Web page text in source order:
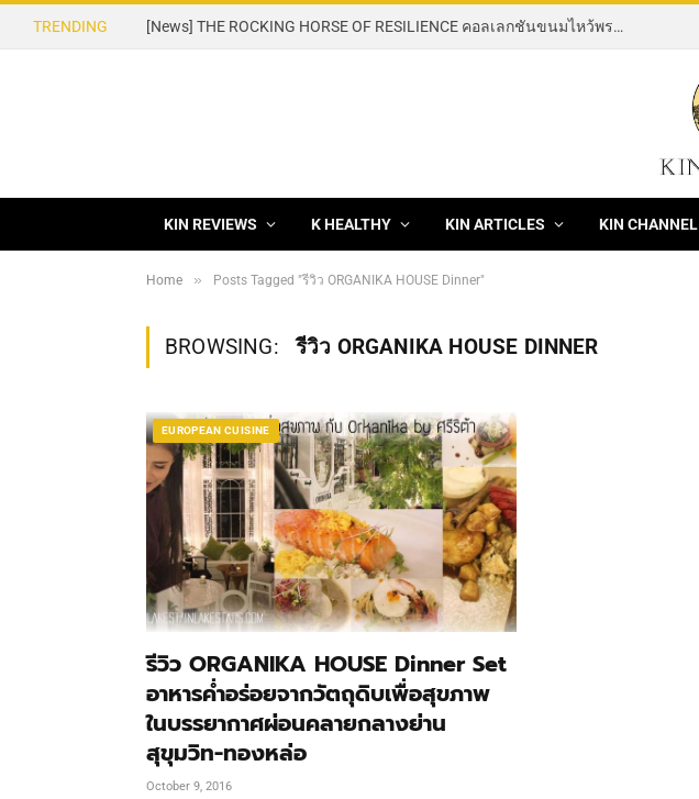
TRENDING [News] THE ROCKING HORSE OF RESILIENCE คอลเลกชันขนมไหว้พระจันทร์ mooncake ประจำปี 2569 จากBanyan Tree Bangkok 1 สิงหาคม – 25 กันยายน 2569
KIN REVIEWS K HEALTHY KIN ARTICLES KIN CHANNEL
Home » Posts Tagged "รีวิว ORGANIKA HOUSE Dinner"
BROWSING: รีวิว ORGANIKA HOUSE DINNER
EUROPEAN CUISINE
รีวิว ORGANIKA HOUSE Dinner Set
อาหารค่ำอร่อยจากวัตถุดิบเพื่อสุขภาพ
ในบรรยากาศผ่อนคลายกลางย่าน
สุขุมวิท-ทองหล่อ
October 9, 2016